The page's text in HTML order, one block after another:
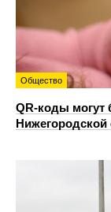
Общество
QR-коды могут
Нижегородской